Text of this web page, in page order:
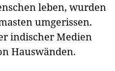
leben, wurden
umgerissen.
indischer Medien
Hauswänden.